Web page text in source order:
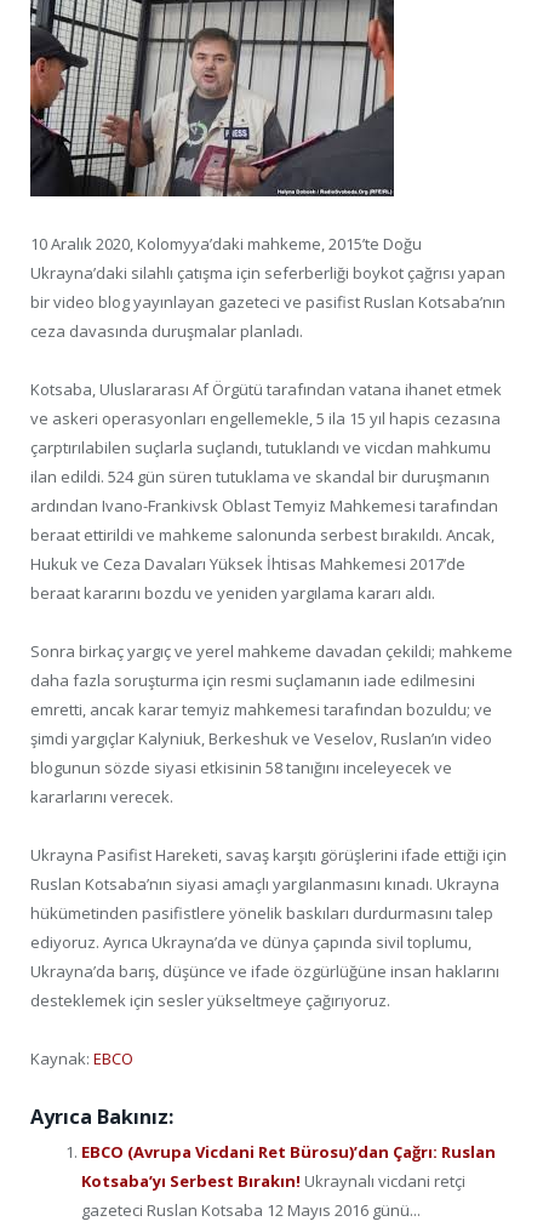
10 Aralık 2020, Kolomyya’daki mahkeme, 2015’te Doğu
Ukrayna’daki silahlı çatışma için seferberliği boykot çağrısı yapan
bir video blog yayınlayan gazeteci ve pasifist Ruslan Kotsaba’nın
ceza davasında duruşmalar planladı.
Kotsaba, Uluslararası Af Örgütü tarafından vatana ihanet etmek
ve askeri operasyonları engellemekle, 5 ila 15 yıl hapis cezasına
çarptırılabilen suçlarla suçlandı, tutuklandı ve vicdan mahkumu
ilan edildi. 524 gün süren tutuklama ve skandal bir duruşmanın
ardından Ivano-Frankivsk Oblast Temyiz Mahkemesi tarafından
beraat ettirildi ve mahkeme salonunda serbest bırakıldı. Ancak,
Hukuk ve Ceza Davaları Yüksek İhtisas Mahkemesi 2017’de
beraat kararını bozdu ve yeniden yargılama kararı aldı.
Sonra birkaç yargıç ve yerel mahkeme davadan çekildi; mahkeme
daha fazla soruşturma için resmi suçlamanın iade edilmesini
emretti, ancak karar temyiz mahkemesi tarafından bozuldu; ve
şimdi yargıçlar Kalyniuk, Berkeshuk ve Veselov, Ruslan’ın video
blogunun sözde siyasi etkisinin 58 tanığını inceleyecek ve
kararlarını verecek.
Ukrayna Pasifist Hareketi, savaş karşıtı görüşlerini ifade ettiği için
Ruslan Kotsaba’nın siyasi amaçlı yargılanmasını kınadı. Ukrayna
hükümetinden pasifistlere yönelik baskıları durdurmasını talep
ediyoruz. Ayrıca Ukrayna’da ve dünya çapında sivil toplumu,
Ukrayna’da barış, düşünce ve ifade özgürlüğüne insan haklarını
desteklemek için sesler yükseltmeye çağırıyoruz.
Kaynak: EBCO
Ayrıca Bakınız:
EBCO (Avrupa Vicdani Ret Bürosu)’dan Çağrı: Ruslan
Kotsaba’yı Serbest Bırakın! Ukraynalı vicdani retçi
gazeteci Ruslan Kotsaba 12 Mayıs 2016 günü...